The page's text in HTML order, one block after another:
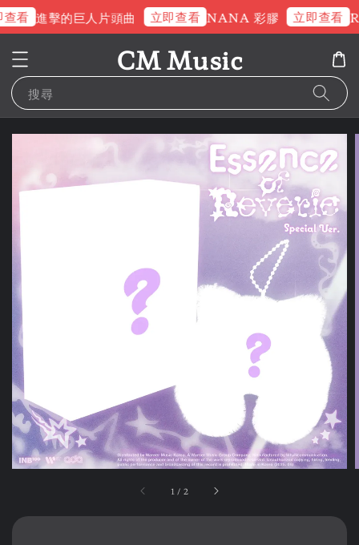
看 進擊的巨人片頭曲 立即查看 NANA 彩膠 立即查看
CM Music
搜尋
1 / 2